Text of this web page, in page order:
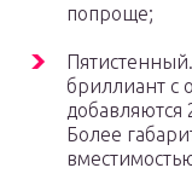
попроще;
бриллиант с
Более